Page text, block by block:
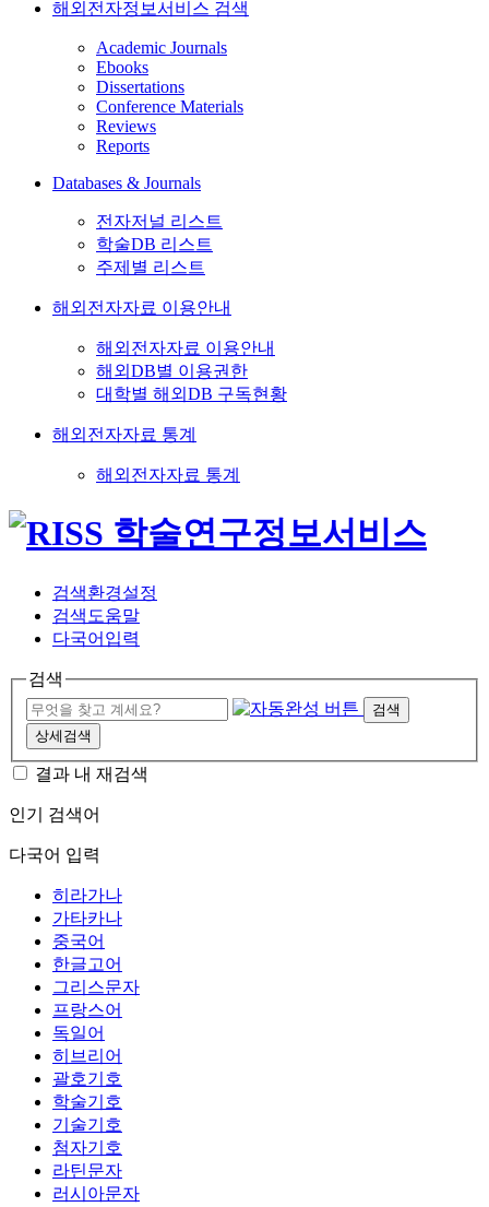
해외전자정보서비스 검색
Academic Journals
Ebooks
Dissertations
Conference Materials
Reviews
Reports
Databases & Journals
전자저널 리스트
학술DB 리스트
주제별 리스트
해외전자자료 이용안내
해외전자자료 이용안내
해외DB별 이용권한
대학별 해외DB 구독현황
해외전자자료 통계
해외전자자료 통계
검색환경설정
검색도움말
다국어입력
검색
검색
상세검색
결과 내 재검색
인기 검색어
다국어 입력
히라가나
가타카나
중국어
한글고어
그리스문자
프랑스어
독일어
히브리어
괄호기호
학술기호
기술기호
첨자기호
라틴문자
러시아문자